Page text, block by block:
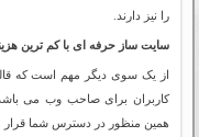
را نیز دارند.
سایت ساز حرفه ای با کم ترین
از یک سوی دیگر مهم است که
کاربران برای صاحب وب می باشد
همین منظور در دسترس شما قرار